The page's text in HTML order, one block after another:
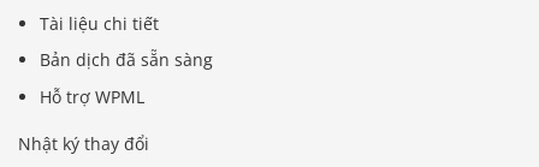
Tài liệu chi tiết
Bản dịch đã sẵn sàng
Hỗ trợ WPML
Nhật ký thay đổi